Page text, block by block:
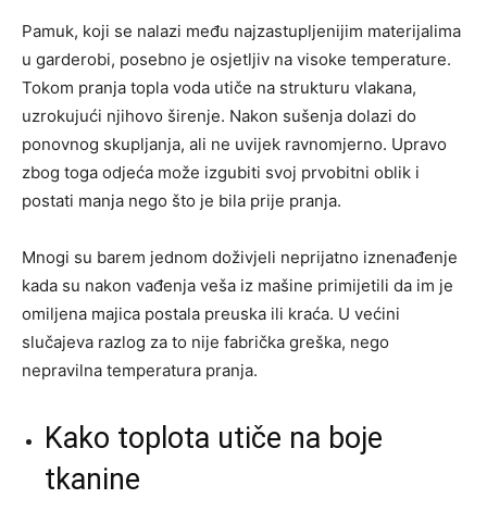
Pamuk, koji se nalazi među najzastupljenijim materijalima
u garderobi, posebno je osjetljiv na visoke temperature.
Tokom pranja topla voda utiče na strukturu vlakana,
uzrokujući njihovo širenje. Nakon sušenja dolazi do
ponovnog skupljanja, ali ne uvijek ravnomjerno. Upravo
zbog toga odjeća može izgubiti svoj prvobitni oblik i
postati manja nego što je bila prije pranja.
Mnogi su barem jednom doživjeli neprijatno iznenađenje
kada su nakon vađenja veša iz mašine primijetili da im je
omiljena majica postala preuska ili kraća. U većini
slučajeva razlog za to nije fabrička greška, nego
nepravilna temperatura pranja.
Kako toplota utiče na boje
tkanine